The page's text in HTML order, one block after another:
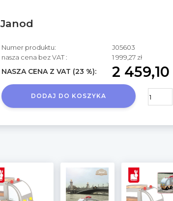
Janod
Numer produktu:
J05603
nasza cena bez VAT :
1 999,27 zł
NASZA CENA Z VAT (23 %): 2 459,10
DODAJ DO KOSZYKA